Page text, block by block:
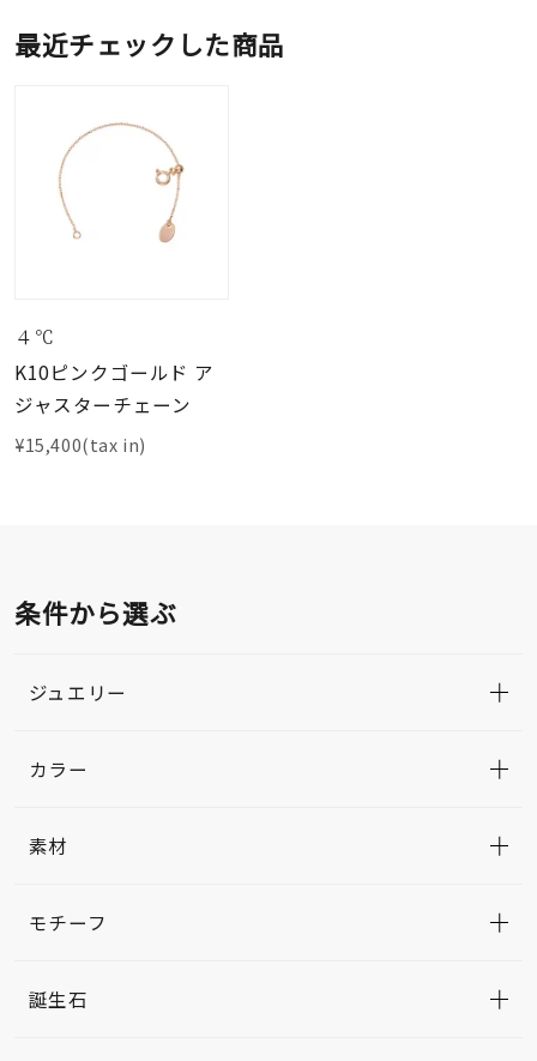
最近チェックした商品
４℃
K10ピンクゴールド ア
ジャスターチェーン
¥15,400(tax in)
条件から選ぶ
ジュエリー
カラー
素材
モチーフ
誕生石